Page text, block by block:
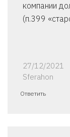
компании
(п.399
27/12/2021
Sferahon
Ответить